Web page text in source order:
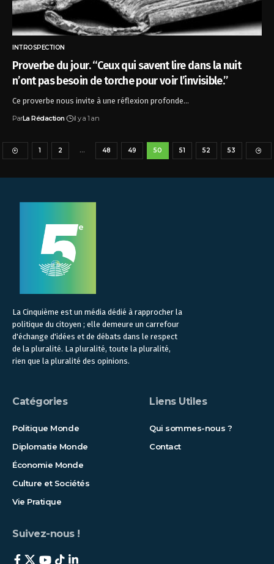
INTROSPECTION
Proverbe du jour. “Ceux qui savent lire dans la nuit
n’ont pas besoin de torche pour voir l’invisible.”
Ce proverbe nous invite à une réflexion profonde…
ParLa Rédaction il y a 1 an
1 2 … 48 49 50 51 52 53
La Cinquième est un média dédié à rapprocher la
politique du citoyen ; elle demeure un carrefour
d'échange d'idées et de débats dans le respect
de la pluralité. La pluralité, toute la pluralité,
rien que la pluralité des opinions.
Catégories
Politique Monde
Diplomatie Monde
Économie Monde
Culture et Sociétés
Vie Pratique
Liens Utiles
Qui sommes-nous ?
Contact
Suivez-nous !